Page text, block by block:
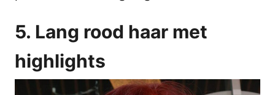
5. Lang rood haar met
highlights